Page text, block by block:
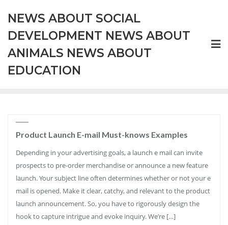
content
NEWS ABOUT SOCIAL
DEVELOPMENT NEWS ABOUT
ANIMALS NEWS ABOUT
EDUCATION
Product Launch E-mail Must-knows Examples
Depending in your advertising goals, a launch e mail can invite
prospects to pre-order merchandise or announce a new feature
launch. Your subject line often determines whether or not your e
mail is opened. Make it clear, catchy, and relevant to the product
launch announcement. So, you have to rigorously design the
hook to capture intrigue and evoke inquiry. We’re […]